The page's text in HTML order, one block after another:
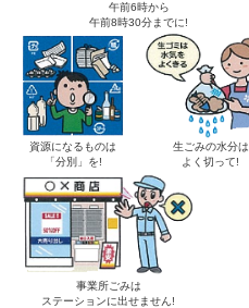
午前6時から
午前8時30分までに!
資源になるものは
「分別」を!
生ごみの水分は
よく切って!
事業所ごみは
ステーションに出せません!